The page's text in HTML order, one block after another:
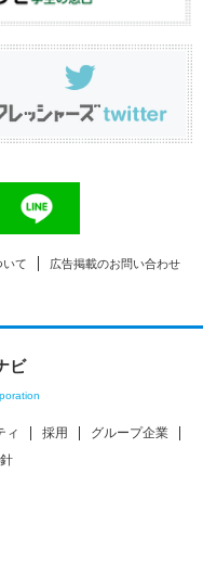
いて 広告掲載のお問い合わせ
ビ
ィ 採用
グループ企業